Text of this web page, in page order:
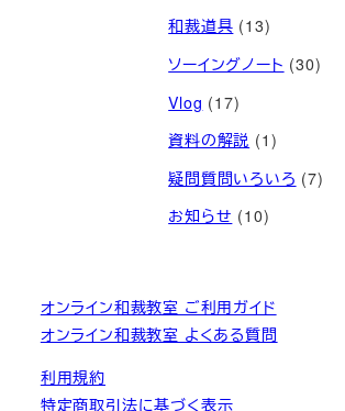
和裁道具 (13)
ソーイングノート (30)
Vlog (17)
資料の解説 (1)
疑問質問いろいろ (7)
お知らせ (10)
オンライン和裁教室 ご利用ガイド
オンライン和裁教室 よくある質問
利用規約
特定商取引法に基づく表示